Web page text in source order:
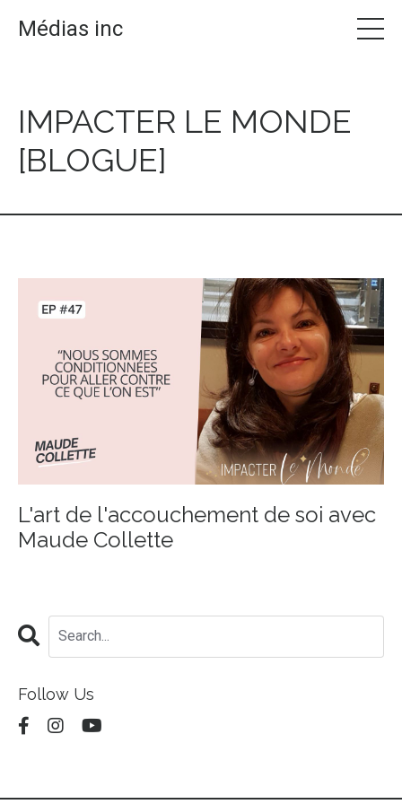
Médias inc
IMPACTER LE MONDE
[BLOGUE]
L'art de l'accouchement de soi avec
Maude Collette
Follow Us